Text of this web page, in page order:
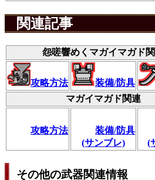
関連記事
怨嗟響めくマガイマガド
攻略方法 装備/防具
マガイマガド関連
攻略方法
装備/防具
(サンブレ)
(
その他の武器関連情報